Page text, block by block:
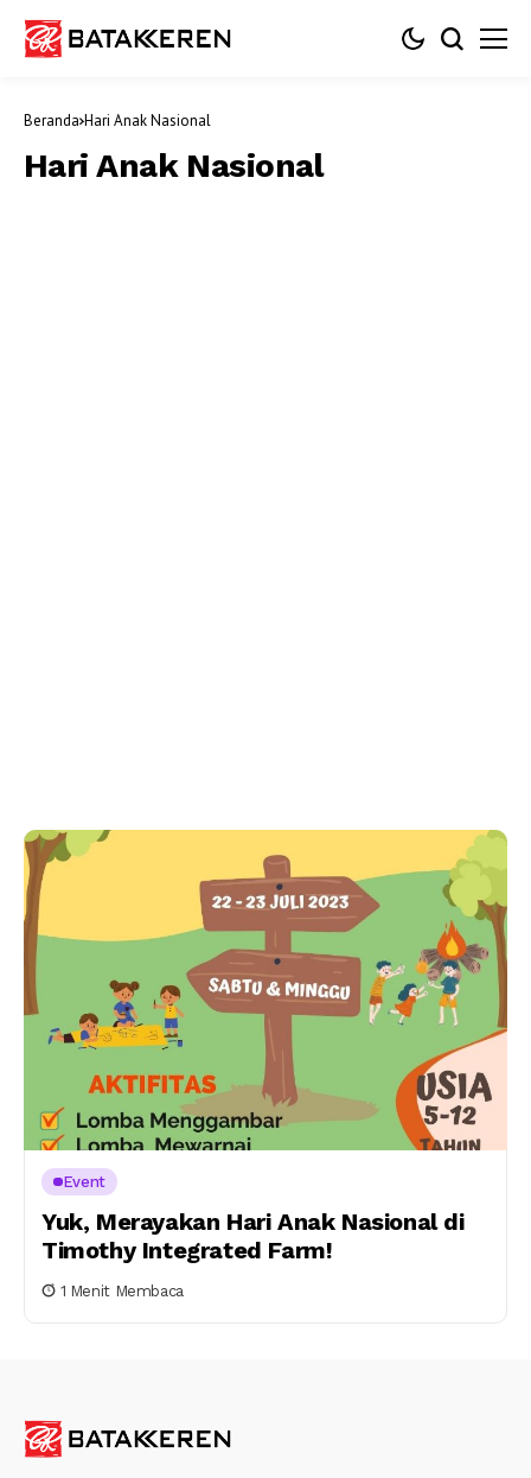
Beranda Hari Anak Nasional
Hari Anak Nasional
Event
Yuk, Merayakan Hari Anak Nasional di
Timothy Integrated Farm!
1 Menit Membaca